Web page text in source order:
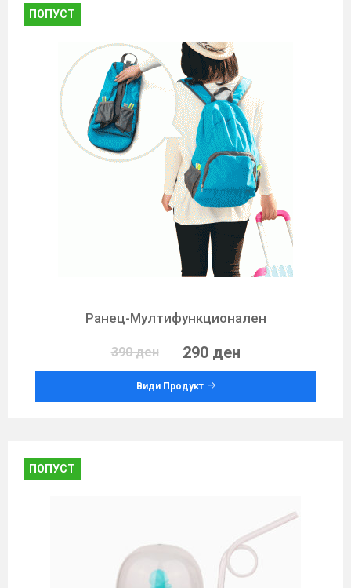
ПОПУСТ
Ранец-Мултифункционален
390 ден 290 ден
Види Продукт
ПОПУСТ